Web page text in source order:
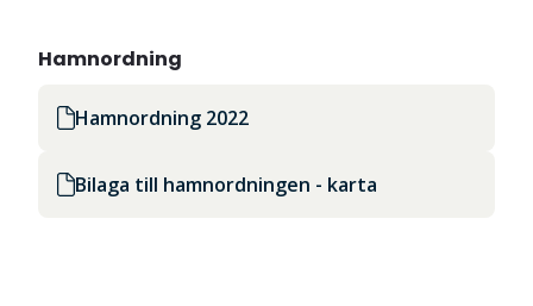
Hamnordning
Hamnordning 2022
Bilaga till hamnordningen - karta